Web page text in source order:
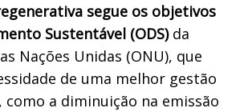
segue os objetivos
Sustentável (ODS)da
Nações Unidas (ONU), que
de uma melhor gestão
a diminuição na emissão